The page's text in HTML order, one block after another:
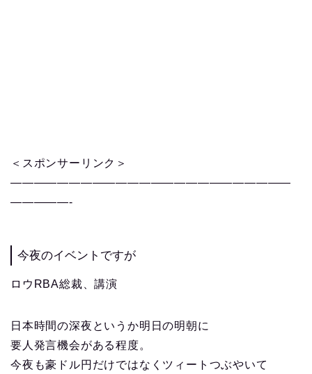
＜スポンサーリンク＞
————————————————————————
—————-
今夜のイベントですが
ロウRBA総裁、講演
日本時間の深夜というか明日の明朝に
要人発言機会がある程度。
今夜も豪ドル円だけではなくツィートつぶやいて